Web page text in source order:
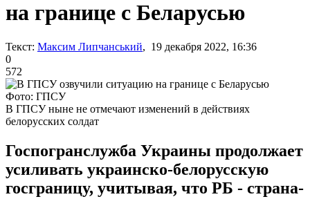
на границе с Беларусью
Текст: Максим Липчанський, 19 декабря 2022, 16:36
0
572
Фото: ГПСУ
В ГПСУ ныне не отмечают изменений в действиях
белорусских солдат
Госпогранслужба Украины продолжает
усиливать украинско-белорусскую
госграницу, учитывая, что РБ - страна-